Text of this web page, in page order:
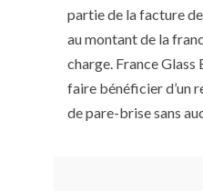
partie de la facture
au montant de la
charge. France Glass
faire bénéficier d’un
de pare-brise sans